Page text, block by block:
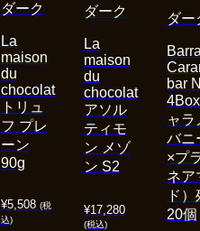
¥5,508 (税
込)
La
maison
du
chocolat
トリュ
フ プレ
ーン
90g
ダーク
¥17,280
(税込)
La
maison
du
chocolat
アソル
ティモ
ン メゾ
ン S2
ダーク
bar
ャラ
バニ
×プ
ネア
ド
20個
ダー